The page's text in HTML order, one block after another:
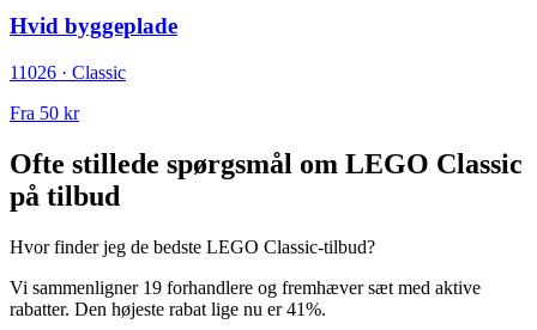
Hvid byggeplade
11026 · Classic
Fra 50 kr
Ofte stillede spørgsmål om LEGO Classic
på tilbud
Hvor finder jeg de bedste LEGO Classic-tilbud?
Vi sammenligner 19 forhandlere og fremhæver sæt med aktive
rabatter. Den højeste rabat lige nu er 41%.